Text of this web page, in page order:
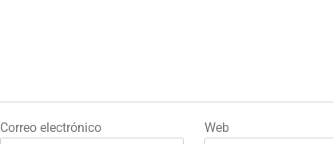
Correo electrónico Web